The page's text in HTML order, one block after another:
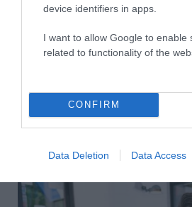
device identifiers in apps.
I want to allow Google to enable
related to functionality of the
CONFIRM
Data Deletion Data Access
2026-08-07.
Mikes Anna és Krausz Gábor